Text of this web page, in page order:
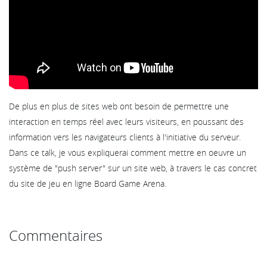
De plus en plus de sites web ont besoin de permettre une
interaction en temps réel avec leurs visiteurs, en poussant des
information vers les navigateurs clients à l'initiative du serveur.
Dans ce talk, je vous expliquerai comment mettre en oeuvre un
système de "push server" sur un site web, à travers le cas concret
du site de jeu en ligne Board Game Arena.
Commentaires